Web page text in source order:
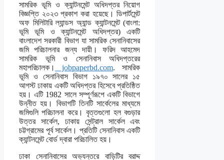
সামরিক ভূমি ও ক্যান্টনমেন্ট অধিদপ্তর নিয়োগ
বিজ্ঞপ্তি ২০২৩ প্রকাশ করা হয়েছে। ডিপার্টমেন্ট
অফ মিলিটারি ল্যান্ডস অ্যান্ড ক্যান্টনমেন্ট (বাংলা:
ভূমি ভূমি ও ক্যান্টনমেন্ট অধিদপ্তর) একটি
বাংলাদেশ সরকারী বিভাগ যা সামরিক সেনানিবাসের
জমি পরিচালনার জন্য দায়ী। ফরিদ আহমেদ
সামরিক ভূমি ও সেনানিবাস অধিদপ্তরের
মহাপরিচালক।
jobpaperbd.com. সামরিক
ভূমি ও সেনানিবাস বিভাগ ১৯৭০ সালের ১৫
আগস্ট ঢাকায় একটি অধিদপ্তর হিসেবে প্রতিষ্ঠিত
হয়। এটি 1982 সালে সম্পূর্ণরূপে একটি বিভাগে
উন্নীত হয়। বিভাগটি তিনটি সার্কেলের মাধ্যমে
জমিগুলি পরিচালনা করে। বৃত্তগুলো হল বগুড়ার
উত্তর সার্কেল, ঢাকায় সেন্ট্রাল সার্কেল এবং
চট্টগ্রামের পূর্ব সার্কেল। প্রতিটি সেনানিবাস একটি
ক্যান্টনমেন্ট বোর্ড দ্বারা পরিচালিত হয়।
ঢাকা সেনানিবাসের অভ্যন্তরে বাড়িটির বরাদ্দ